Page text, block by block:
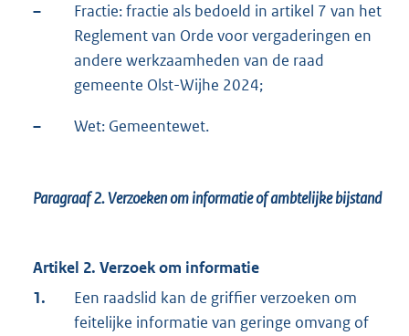
–
Fractie: fractie als bedoeld in artikel 7 van het
Reglement van Orde voor vergaderingen en
andere werkzaamheden van de raad
gemeente Olst-Wijhe 2024;
– Wet: Gemeentewet.
Paragraaf 2.Verzoeken om informatie of ambtelijke bijstand
Artikel 2. Verzoek om informatie
1.
Een raadslid kan de griffier verzoeken om
feitelijke informatie van geringe omvang of